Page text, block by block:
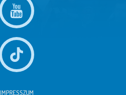
IMPRESSZUM